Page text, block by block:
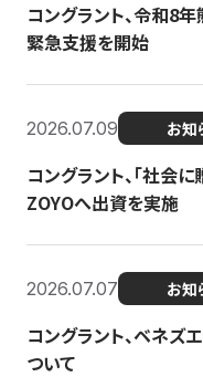
コングラント、令和8
緊急支援を開始
2026.07.09 お知
コングラント、「社会
ZOYOへ出資を実施
2026.07.07 お知
コングラント、ベネズ
ついて